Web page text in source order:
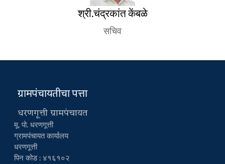
श्री.चंद्रकांत केंबळे
सचिव
ग्रामपंचायतीचा पत्ता
धरणगूत्ती ग्रामपंचायत
मू. पो. धरणगूत्ती
ग्रामपंचायत कार्यालय
धरणगूत्ती
पिन कोड : ४१६१०२